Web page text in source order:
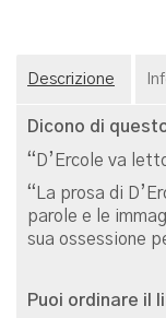
Descrizione
Dicono di
“D’Ercole va
“La prosa di
parole e le
sua ossessione
Puoi ordinare il